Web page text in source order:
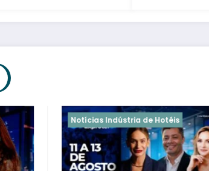
Notícias Indústria de Hotéis